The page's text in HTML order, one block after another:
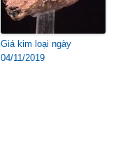
Giá kim loại ngày
04/11/2019